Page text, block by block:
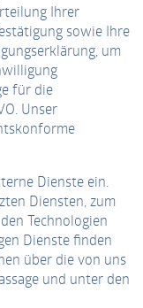
Ihrer
sowie Ihre
um
für die
Unser
Dienste ein.
Diensten, zum
Technologien
Dienste finden
über die von uns
und unter den